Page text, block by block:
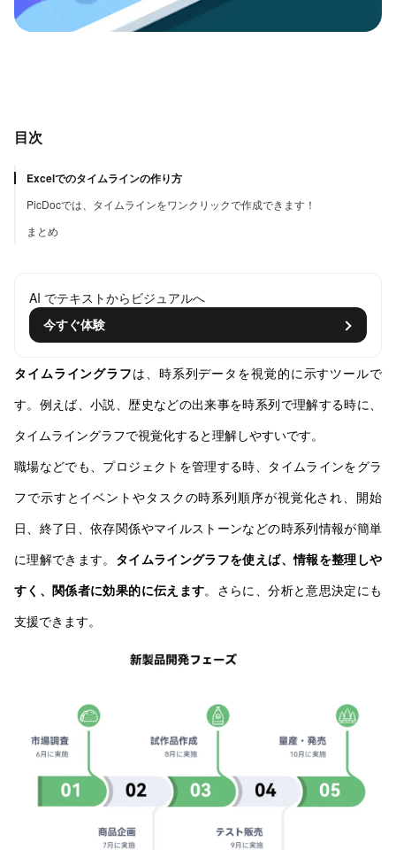
目次
Excelでのタイムラインの作り方
PicDocでは、タイムラインをワンクリックで作成できます！
まとめ
AI でテキストからビジュアルへ
今すぐ体験
タイムライングラフは、時系列データを視覚的に示すツールで
す。例えば、小説、歴史などの出来事を時系列で理解する時に、
タイムライングラフで視覚化すると理解しやすいです。
職場などでも、プロジェクトを管理する時、タイムラインをグラ
フで示すとイベントやタスクの時系列順序が視覚化され、開始
日、終了日、依存関係やマイルストーンなどの時系列情報が簡単
に理解できます。 タイムライングラフを使えば、情報を整理しや
すく、関係者に効果的に伝えます。さらに、分析と意思決定にも
支援できます。